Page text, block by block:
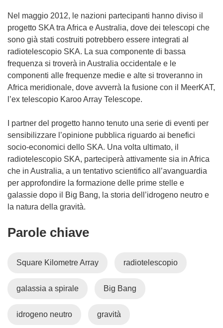
Nel maggio 2012, le nazioni partecipanti hanno diviso il
progetto SKA tra Africa e Australia, dove dei telescopi che
sono già stati costruiti potrebbero essere integrati al
radiotelescopio SKA. La sua componente di bassa
frequenza si troverà in Australia occidentale e le
componenti alle frequenze medie e alte si troveranno in
Africa meridionale, dove avverrà la fusione con il MeerKAT,
l’ex telescopio Karoo Array Telescope.
I partner del progetto hanno tenuto una serie di eventi per
sensibilizzare l’opinione pubblica riguardo ai benefici
socio-economici dello SKA. Una volta ultimato, il
radiotelescopio SKA, parteciperà attivamente sia in Africa
che in Australia, a un tentativo scientifico all’avanguardia
per approfondire la formazione delle prime stelle e
galassie dopo il Big Bang, la storia dell’idrogeno neutro e
la natura della gravità.
Parole chiave
Square Kilometre Array radiotelescopio
galassia a spirale Big Bang
idrogeno neutro gravità